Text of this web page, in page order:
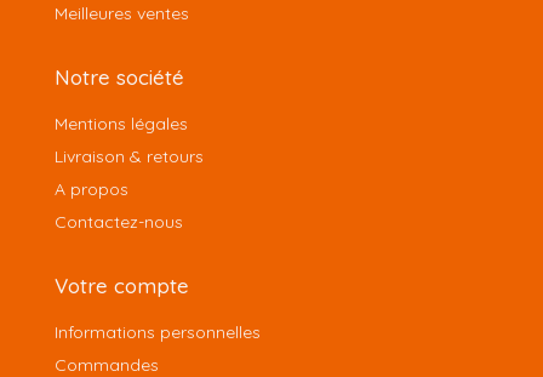
Meilleures ventes
Notre société
Mentions légales
Livraison & retours
A propos
Contactez-nous
Votre compte
Informations personnelles
Commandes